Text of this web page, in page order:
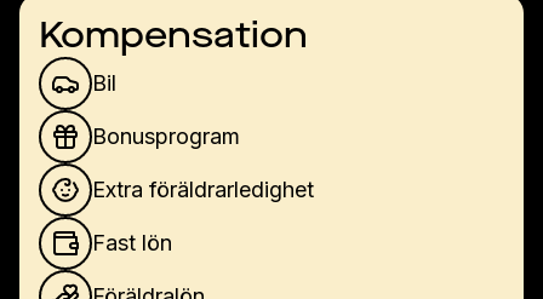
Kompensation
Bil
Bonusprogram
Extra föräldrarledighet
Fast lön